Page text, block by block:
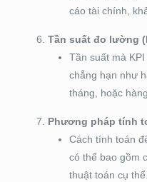
cáo tài chính,
Tần suất đo lường
Tần suất mà
chẳng hạn như
tháng, hoặc
Phương pháp tính
Cách tính toán
có thể bao gồm
thuật toán cụ thể.